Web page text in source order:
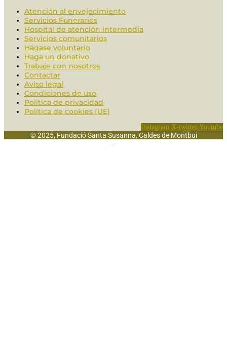
Atención al envejecimiento
Servicios Funerarios
Hospital de atención intermedia
Servicios comunitarios
Hágase voluntario
Haga un donativo
Trabaje con nosotros
Contactar
Aviso legal
Condiciones de uso
Política de privacidad
Política de cookies (UE)
Instagram X-twitter Youtube
© 2025, Fundació Santa Susanna, Caldes de Montbui